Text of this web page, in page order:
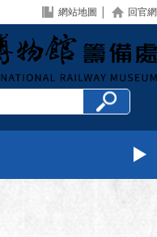
網站地圖 回官網